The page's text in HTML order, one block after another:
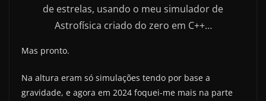
de estrelas, usando o meu simulador de
Astrofísica criado do zero em C++…
Mas pronto.
Na altura eram só simulações tendo por base a
gravidade, e agora em 2024 foquei-me mais na parte